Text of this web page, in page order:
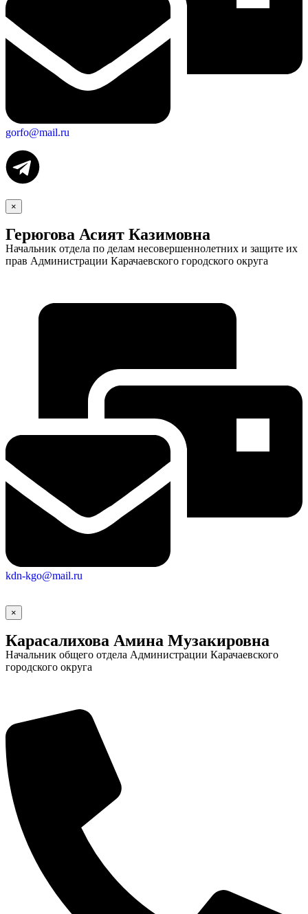
gorfo@mail.ru
×
Герюгова Асият Казимовна
Начальник отдела по делам несовершеннолетних и защите их
прав Администрации Карачаевского городского округа
kdn-kgo@mail.ru
×
Карасалихова Амина Музакировна
Начальник общего отдела Администрации Карачаевского
городского округа